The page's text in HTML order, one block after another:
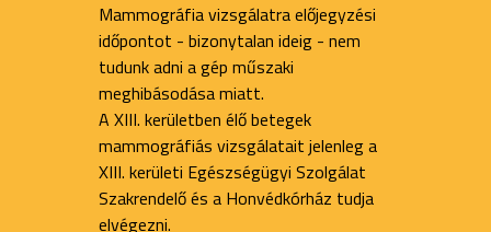
Mammográfia vizsgálatra előjegyzési
időpontot - bizonytalan ideig - nem
tudunk adni a gép műszaki
meghibásodása miatt.
A XIII. kerületben élő betegek
mammográfiás vizsgálatait jelenleg a
XIII. kerületi Egészségügyi Szolgálat
Szakrendelő és a Honvédkórház tudja
elvégezni.